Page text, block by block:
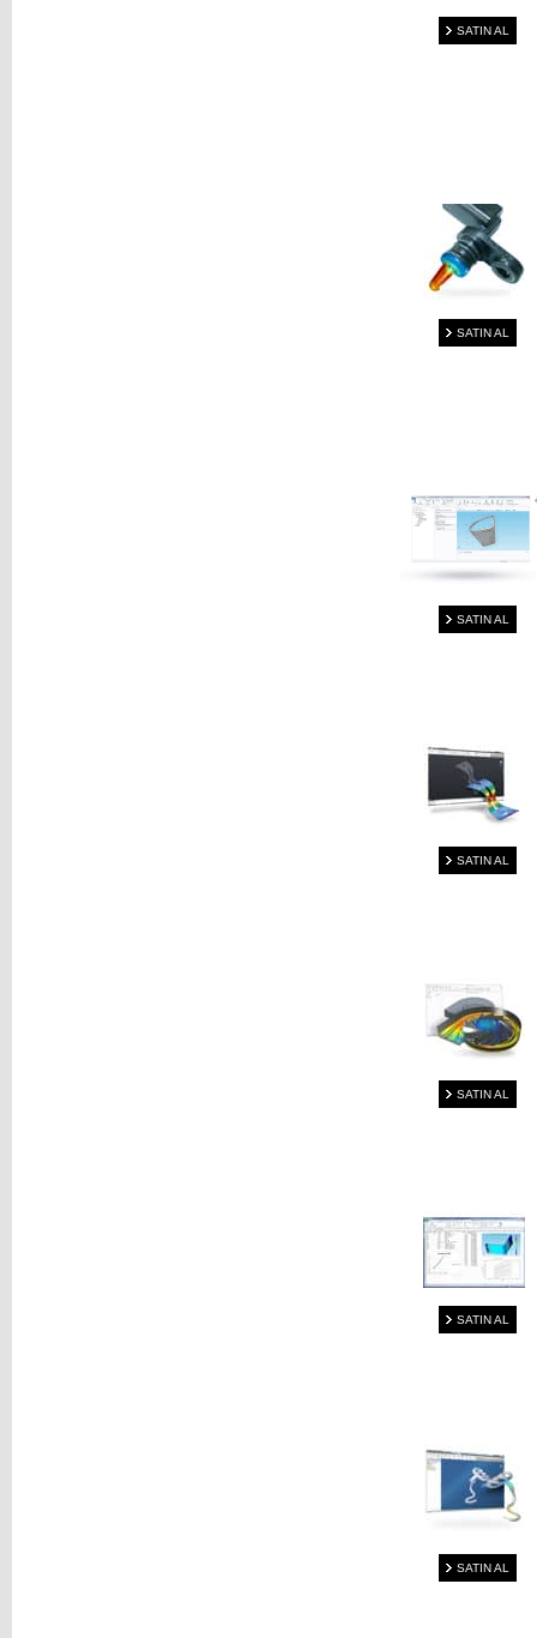
SATIN AL
SATIN AL
SATIN AL
SATIN AL
SATIN AL
SATIN AL
SATIN AL